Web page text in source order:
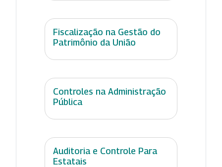
Fiscalização na Gestão do
Patrimônio da União
Controles na Administração
Pública
Auditoria e Controle Para
Estatais